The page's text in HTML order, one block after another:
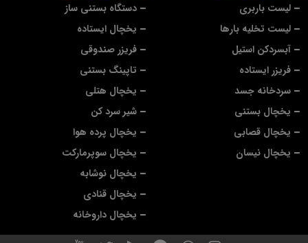
دستگاه بستنی ساز
یخچال ایستاده
فریزر صندوقی
تاپینگ بستنی
یخچال هتلی
شیر سرد کن
یخچال پرده هوا
یخچال سوپرمارکت
یخچال نوشابه
یخچال قنادی
یخچال داروخانه
لیست باربری
لیست تخلیه بارها
آبسردکن استیل
فریزر ایستاده
سردخانه جسد
یخچال بستنی
یخچال قصابی
یخچال نیسان